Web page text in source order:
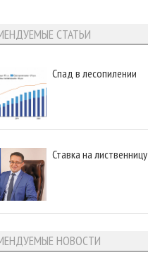
СТАТЬИ
Спад в лесопилении
Ставка на лиственницу
НОВОСТИ